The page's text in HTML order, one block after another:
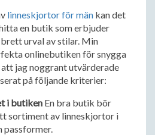
linneskjortor för män kan det
en butik som erbjuder
urval av stilar. Min
onlinebutiken för snygga
jag noggrant utvärderade
på följande kriterier:
i butiken En bra butik bör
sortiment av linneskjortor i
passformer.